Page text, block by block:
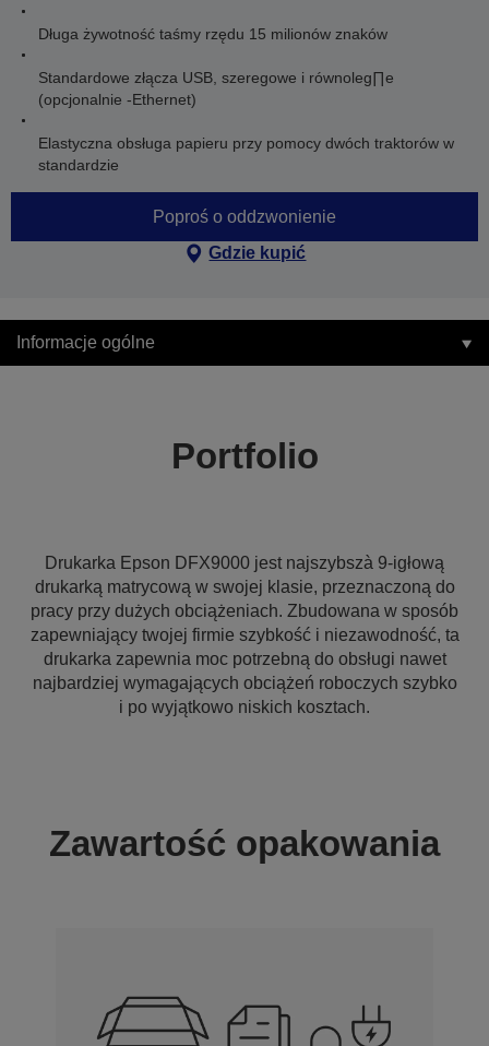
Długa żywotność taśmy rzędu 15 milionów znaków
Standardowe złącza USB, szeregowe i równoleg∏e
(opcjonalnie -Ethernet)
Elastyczna obsługa papieru przy pomocy dwóch traktorów w
standardzie
Poproś o oddzwonienie
Gdzie kupić
Informacje ogólne
Portfolio
Drukarka Epson DFX9000 jest najszybszà 9-igłową
drukarką matrycową w swojej klasie, przeznaczoną do
pracy przy dużych obciążeniach. Zbudowana w sposób
zapewniający twojej firmie szybkość i niezawodność, ta
drukarka zapewnia moc potrzebną do obsługi nawet
najbardziej wymagających obciążeń roboczych szybko
i po wyjątkowo niskich kosztach.
Zawartość opakowania